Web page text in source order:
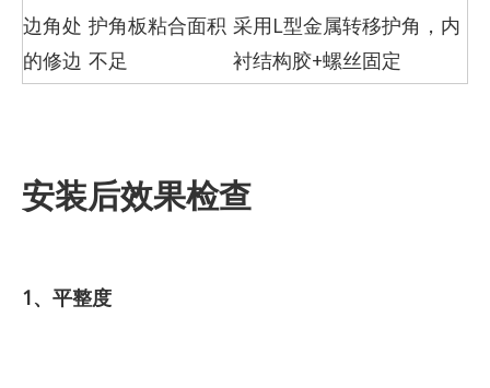
边角处
的修边
护角板粘合面积
不足
采用L型金属转移护角，内
衬结构胶+螺丝固定
安装后效果检查
1、平整度